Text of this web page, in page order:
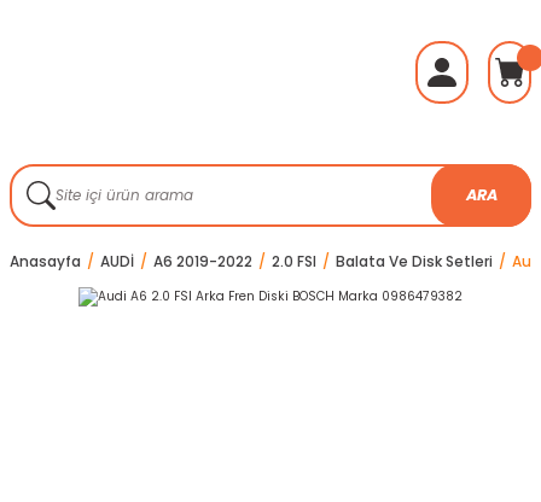
ARA
Anasayfa AUDİ A6 2019-2022 2.0 FSI Balata Ve Disk Setleri